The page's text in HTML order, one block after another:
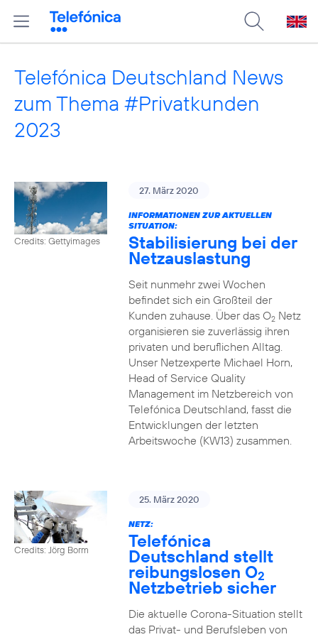
Telefónica Deutschland News
zum Thema #Privatkunden
2023
Credits: Gettyimages
27. März 2020
INFORMATIONEN ZUR AKTUELLEN
SITUATION:
Stabilisierung bei der
Netzauslastung
Seit nunmehr zwei Wochen
befindet sich ein Großteil der
Kunden zuhause. Über das O2Netz
organisieren sie zuverlässig ihren
privaten und beruflichen Alltag.
Unser Netzexperte Michael Horn,
Head of Service Quality
Management im Netzbereich von
Telefónica Deutschland, fasst die
Entwicklungen der letzten
Arbeitswoche (KW13) zusammen.
Credits: Jörg Borm
25. März 2020
NETZ:
Telefónica
Deutschland stellt
reibungslosen O2
Netzbetrieb sicher
Die aktuelle Corona-Situation stellt
das Privat- und Berufsleben von